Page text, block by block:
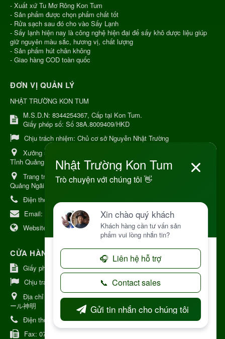
- Xuất xứ Tu Mơ Rông Kon Tum
- Sản phẩm được chọn phẩm chất tốt
- Rửa sạch sau đó cho vào Sấy Lạnh
- Sấy lạnh hiện nay là công nghệ hiện đại để sấy khô dược liệu giúp
giữ nguyên màu sắc, hương vị, chất lượng
- Sản phẩm hút chân không
- Giao hàng COD toàn quốc
ĐƠN VỊ QUẢN LÝ
NHẬT TRƯỜNG KON TUM
M.S.D.N: 8344254367, Cấp tại Kon Tum.
Giấy phép số: Số 38A.8009409/HKD
Chịu trách nhiệm: Chủ cơ sở Nguyễn Nhật Trường
Xưởng sản xuất:
Tỉnh Quảng Ngải
Trang trại Dược Liệu Hữu Cơ: Khu 37 Hộ Xã Măng Đen Tỉnh
Quảng Ngãi
Điện thoại:
Email:
kinhdoanh@nhattruongkontum.com
Website:
https://www.nhattruongkontum.com
CỬA HÀNG GIỚI THIỆU TẠI NHẬT BẢN
Giấy phép số: 080-9475-1379
Chịu trách nhiệm:
MR THƯƠNG
Địa chỉ Nhật Bản:日本 愛知県刈谷市神明町6丁目308番地 ファミ
ール神明
Điện thoại:
080-9475-1379
Fax: 070-9178-7979